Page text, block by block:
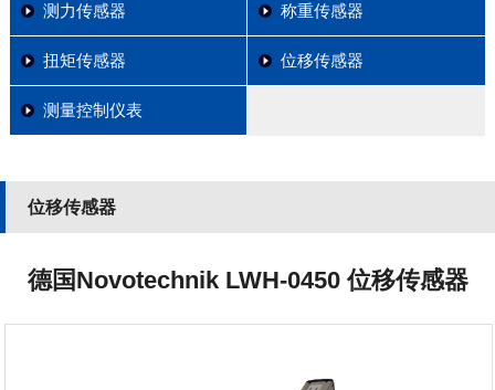
测力传感器 称重传感器
扭矩传感器 位移传感器
测量控制仪表
位移传感器
德国Novotechnik LWH-0450 位移传感器